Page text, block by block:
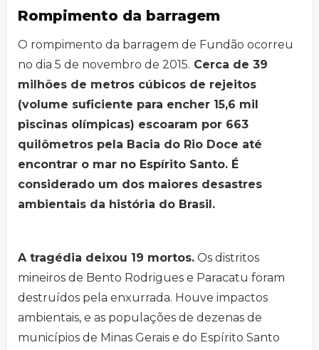
Rompimento da barragem
O rompimento da barragem de Fundão ocorreu
no dia 5 de novembro de 2015. Cerca de 39
milhões de metros cúbicos de rejeitos
(volume suficiente para encher 15,6 mil
piscinas olímpicas) escoaram por 663
quilômetros pela Bacia do Rio Doce até
encontrar o mar no Espírito Santo. É
considerado um dos maiores desastres
ambientais da história do Brasil.
A tragédia deixou 19 mortos. Os distritos
mineiros de Bento Rodrigues e Paracatu foram
destruídos pela enxurrada. Houve impactos
ambientais, e as populações de dezenas de
municípios de Minas Gerais e do Espírito Santo